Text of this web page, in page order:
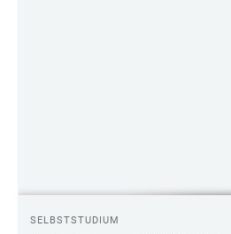
SELBSTSTUDIUM